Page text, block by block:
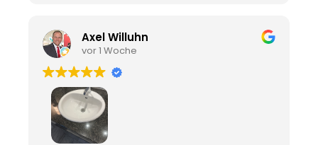
Ergebnis kann sich sehen lassen, wie neu !
Leider kriege ich die Bilder nicht eingestellt.
Ich kann das Unternehmen wärmstens
weiter empfehelen.
Vielen lieben Dank an das Team und vor
allem an Herrn Mehlau.
Axel Willuhn
vor 1 Woche